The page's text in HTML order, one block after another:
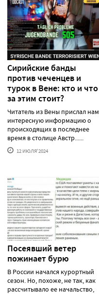
Сирийские банды
против чеченцев и
турок в Вене: кто и что
за этим стоит?
Читатель из Вены прислал нам
интересную информацию о
происходящих в последнее
время в столице Австр......
12 ИЮЛЯ'2024
Посеявший ветер
пожинает бурю
В России начался курортный
сезон. Но, похоже, не так, как
рассчитывало ее начальство,